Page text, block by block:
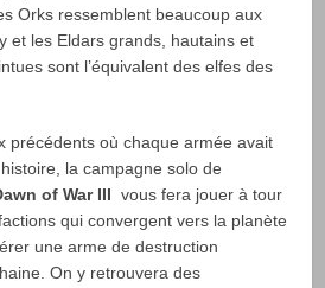
Orks ressemblent beaucoup aux
et les Eldars grands, hautains et
sont l’équivalent des elfes des
précédents où chaque armée avait
la campagne solo de
of War III vous fera jouer à tour
qui convergent vers la planète
une arme de destruction
On y retrouvera des